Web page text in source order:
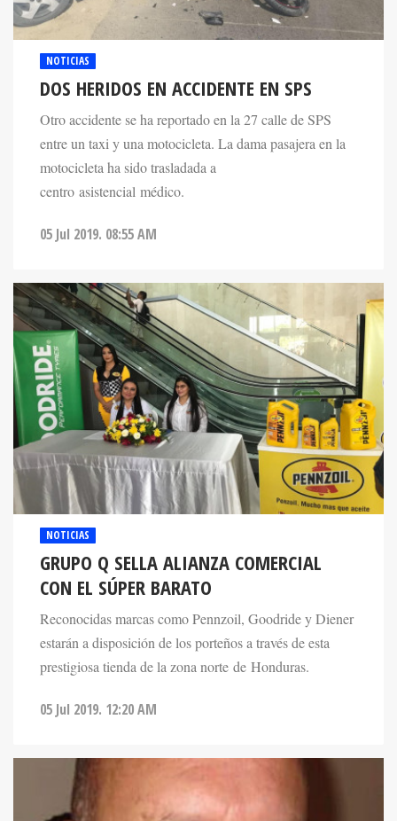
NOTICIAS
DOS HERIDOS EN ACCIDENTE EN SPS
Otro accidente se ha reportado en la 27 calle de SPS
entre un taxi y una motocicleta. La dama pasajera en la
motocicleta ha sido trasladada a
centro asistencial médico.
05 Jul 2019. 08:55 AM
NOTICIAS
GRUPO Q SELLA ALIANZA COMERCIAL
CON EL SÚPER BARATO
Reconocidas marcas como Pennzoil, Goodride y Diener
estarán a disposición de los porteños a través de esta
prestigiosa tienda de la zona norte de Honduras.
05 Jul 2019. 12:20 AM